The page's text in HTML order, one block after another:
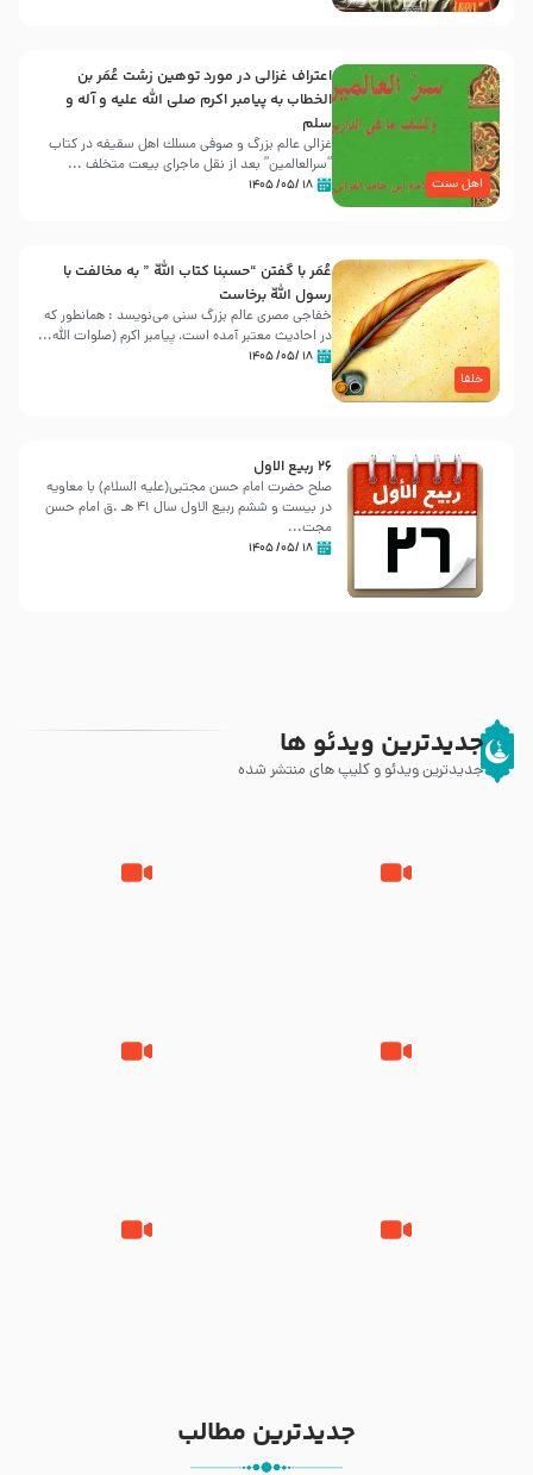
اهل سنت
اعتراف غزالی در مورد توهین زشت عُمَر بن
الخطاب به پیامبر اکرم صلی الله علیه و آله و
سلم
غزالی عالم بزرگ و صوفی مسلك اهل سقيفه در کتاب
“سرالعالمین” بعد از نقل ماجرای بیعت متخلف ...
۱۸ /۰۵/ ۱۴۰۵
خلفا
عُمَر با گفتن “حسبنا كتاب اللّه ” به مخالفت با
رسول اللّه برخاست
خفاجی مصری عالم بزرگ سنی می‌نویسد : همانطور که
در احادیث معتبر آمده است، پیامبر اکرم (صلوات اللّه...
۱۸ /۰۵/ ۱۴۰۵
26 ربيع الاول
صلح حضرت امام حسن مجتبی(علیه السلام) با معاویه
در بیست و ششم ربیع الاول سال 41 هـ .ق امام حسن
مجت...
۱۸ /۰۵/ ۱۴۰۵
جدیدترین ویدئو ها
جدیدترین ویدئو و کلیپ های منتشر شده
جدیدترین مطالب